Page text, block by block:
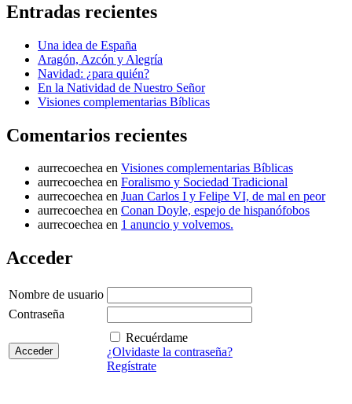
Entradas recientes
Una idea de España
Aragón, Azcón y Alegría
Navidad: ¿para quién?
En la Natividad de Nuestro Señor
Visiones complementarias Bíblicas
Comentarios recientes
aurrecoechea en Visiones complementarias Bíblicas
aurrecoechea en Foralismo y Sociedad Tradicional
aurrecoechea en Juan Carlos I y Felipe VI, de mal en peor
aurrecoechea en Conan Doyle, espejo de hispanófobos
aurrecoechea en 1 anuncio y volvemos.
Acceder
Nombre de usuario
Contraseña
Recuérdame
¿Olvidaste la contraseña?
Regístrate